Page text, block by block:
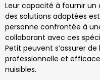
Leur capacité à fournir
des solutions adaptées
personne confrontée à
collaborant avec ces
Petit peuvent s’assurer
professionnelle et
nuisibles.